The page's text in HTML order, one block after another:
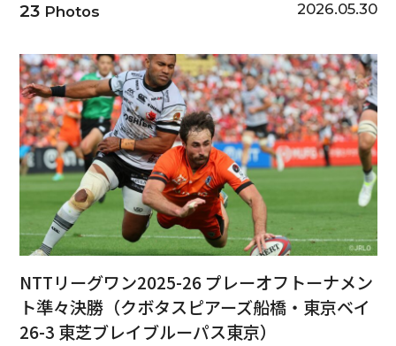
23Photos 2026.05.30
NTTリーグワン2025-26 プレーオフトーナメン
ト準々決勝（クボタスピアーズ船橋・東京ベイ
26-3 東芝ブレイブルーパス東京）